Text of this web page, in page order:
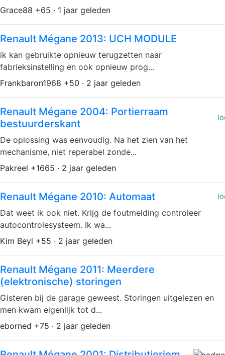
Grace88 +65 · 1 jaar geleden
Renault Mégane 2013: UCH MODULE
ik kan gebruikte opnieuw terugzetten naar
fabrieksinstelling en ook opnieuw prog...
Frankbaron1968 +50 · 2 jaar geleden
Renault Mégane 2004: Portierraam
bestuurderskant
De oplossing was eenvoudig. Na het zien van het
mechanisme, niet reperabel zonde...
Pakreel +1665 · 2 jaar geleden
Renault Mégane 2010: Automaat
Dat weet ik ook niet. Krijg de foutmelding controleer
autocontrolesysteem. Ik wa...
Kim Beyl +55 · 2 jaar geleden
Renault Mégane 2011: Meerdere
(elektronische) storingen
Gisteren bij de garage geweest. Storingen uitgelezen en
men kwam eigenlijk tot d...
eborned +75 · 2 jaar geleden